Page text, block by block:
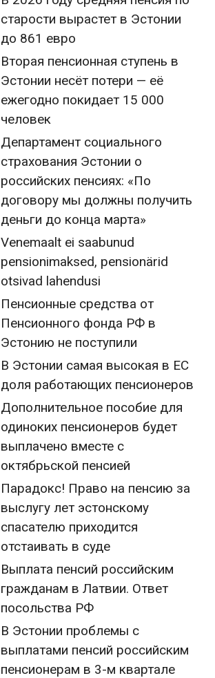
старости вырастет в Эстонии
до 861 евро
Вторая пенсионная ступень в
Эстонии несёт потери — её
ежегодно покидает 15 000
человек
Департамент социального
страхования Эстонии о
российских пенсиях: «По
договору мы должны получить
деньги до конца марта»
Venemaalt ei saabunud
pensionimaksed, pensionärid
otsivad lahendusi
Пенсионные средства от
Пенсионного фонда РФ в
Эстонию не поступили
В Эстонии самая высокая в ЕС
доля работающих пенсионеров
Дополнительное пособие для
одиноких пенсионеров будет
выплачено вместе с
октябрьской пенсией
Парадокс! Право на пенсию за
выслугу лет эстонскому
спасателю приходится
отстаивать в суде
Выплата пенсий российским
гражданам в Латвии. Ответ
посольства РФ
В Эстонии проблемы с
выплатами пенсий российским
пенсионерам в 3-м квартале